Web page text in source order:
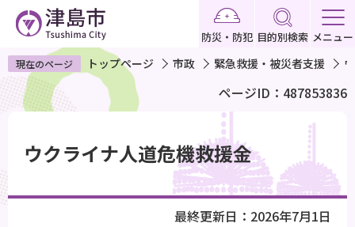
ペ
ー
ジ
で
す
防災・防犯 目的別検索 メニュー
現在のページ トップページ 市政 緊急救援・被災者支援
ページID：487853836
ウクライナ人道危機救援金
最終更新日：2026年7月1日